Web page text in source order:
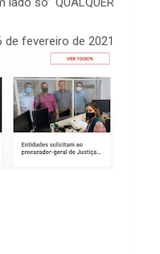
fevereiro de 2021